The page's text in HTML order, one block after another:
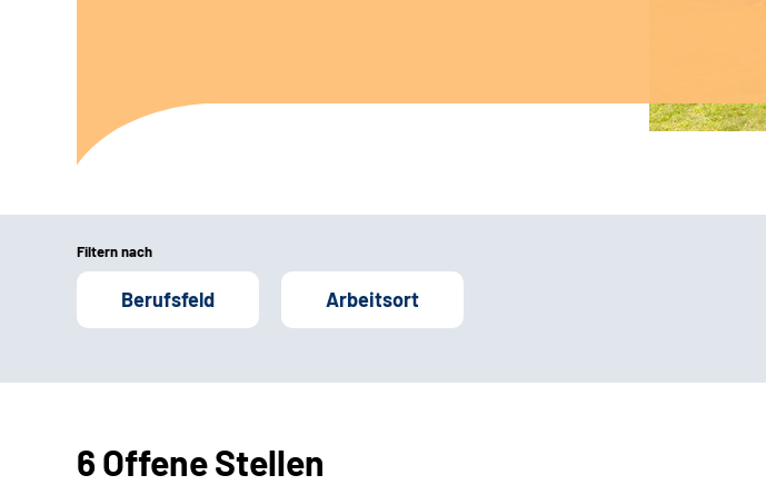
Filtern nach
Berufsfeld Arbeitsort
6 Offene Stellen